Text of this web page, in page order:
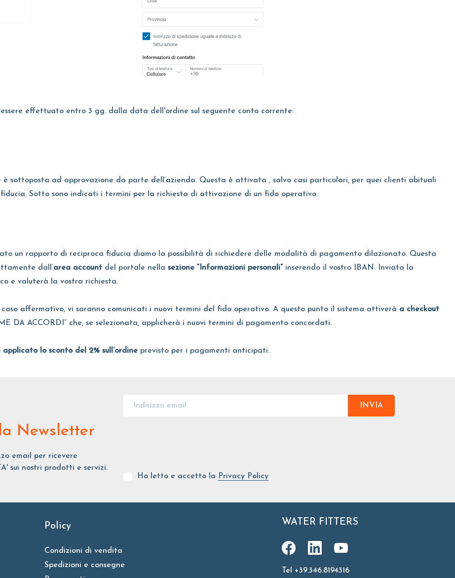
effettuato entro 3 gg. dalla data dell'ordine sul seguente conto corrente:
è sottoposta ad approvazione da parte dell’azienda. Questa è attivata , salvo casi particolari, per quei clienti abituali
Sotto sono indicati i termini per la richiesta di attivazione di un fido operativo.
un rapporto di reciproca fiducia diamo la possibilità di richiedere delle modalità di pagamento dilazionato. Questa
dall’area account del portale nella sezione “Informazioni personali” inserendo il vostro IBAN. Inviata la
e valuterà la vostra richiesta.
affermativo, vi saranno comunicati i nuovi termini del fido operativo. A questo punto il sistema attiverà a checkout
DA ACCORDI” che, se selezionata, applicherà i nuovi termini di pagamento concordati.
lo sconto del 2% sull’ordine previsto per i pagamenti anticipati.
Newsletter
email per ricevere
sui nostri prodotti e servizi.
INVIA
Ho letto e accetto la Privacy Policy
Policy
Condizioni di vendita
Spedizioni e consegne
WATER FITTERS
Tel +39.346.8194316